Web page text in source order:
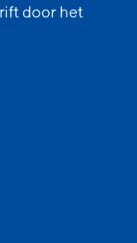
door het